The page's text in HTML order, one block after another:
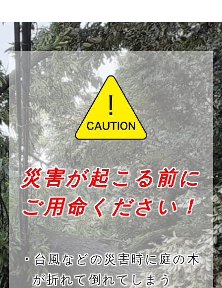
災害が起こる前に
ご用命ください！
・台風などの災害時に庭の木
が折れて倒れてしまう